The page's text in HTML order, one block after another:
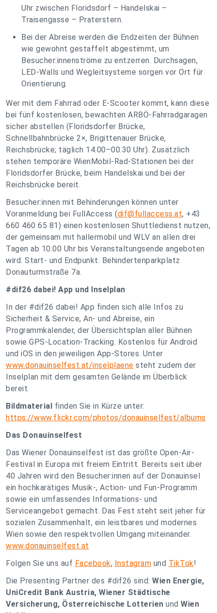
Uhr zwischen Floridsdorf – Handelskai –
Traisengasse – Praterstern.
Bei der Abreise werden die Endzeiten der Bühnen
wie gewohnt gestaffelt abgestimmt, um
Besucher:innenströme zu entzerren. Durchsagen,
LED-Walls und Wegleitsysteme sorgen vor Ort für
Orientierung.
Wer mit dem Fahrrad oder E-Scooter kommt, kann diese
bei fünf kostenlosen, bewachten ARBÖ-Fahrradgaragen
sicher abstellen (Floridsdorfer Brücke,
Schnellbahnbrücke 2×, Brigittenauer Brücke,
Reichsbrücke; täglich 14.00–00.30 Uhr). Zusätzlich
stehen temporäre WienMobil-Rad-Stationen bei der
Floridsdorfer Brücke, beim Handelskai und bei der
Reichsbrücke bereit.
Besucher:innen mit Behinderungen können unter
Voranmeldung bei FullAccess (dif@fullaccess.at, +43
660 460 65 81) einen kostenlosen Shuttledienst nutzen,
der gemeinsam mit hallermobil und WLV an allen drei
Tagen ab 10.00 Uhr bis Veranstaltungsende angeboten
wird. Start- und Endpunkt: Behindertenparkplatz
Donauturmstraße 7a.
#dif26 dabei! App und Inselplan
In der #dif26 dabei! App finden sich alle Infos zu
Sicherheit & Service, An- und Abreise, ein
Programmkalender, der Übersichtsplan aller Bühnen
sowie GPS-Location-Tracking. Kostenlos für Android
und iOS in den jeweiligen App-Stores. Unter
www.donauinselfest.at/inselplaene steht zudem der
Inselplan mit dem gesamten Gelände im Überblick
bereit.
Bildmaterial finden Sie in Kürze unter:
https://www.flickr.com/photos/donauinselfest/albums
Das Donauinselfest
Das Wiener Donauinselfest ist das größte Open-Air-
Festival in Europa mit freiem Eintritt. Bereits seit über
40 Jahren wird den Besucher:innen auf der Donauinsel
ein hochkarätiges Musik-, Action- und Fun-Programm
sowie ein umfassendes Informations- und
Serviceangebot gemacht. Das Fest steht seit jeher für
sozialen Zusammenhalt, ein leistbares und modernes
Wien sowie den respektvollen Umgang miteinander.
www.donauinselfest.at
Folgen Sie uns auf Facebook, Instagram und TikTok!
Die Presenting Partner des #dif26 sind: Wien Energie,
UniCredit Bank Austria, Wiener Städtische
Versicherung, Österreichische Lotterien und Wien